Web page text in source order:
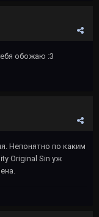
обожаю :3
Непонятно по каким
Original Sin уж